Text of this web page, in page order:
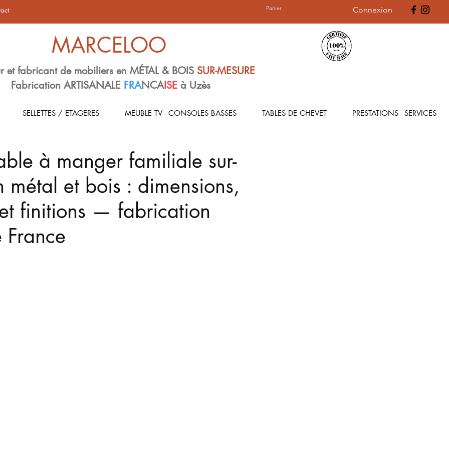
Panier Connexion
MARCELOO
et fabricant de mobiliers en MÉTAL & BOIS SUR-MESURE
Fabrication ARTISANALE FRANCAISE à Uzès
SELLETTES / ETAGERES MEUBLE TV - CONSOLES BASSES TABLES DE CHEVET PRESTATIONS - SERVICES
à manger familiale sur-
métal et bois : dimensions,
finitions — fabrication